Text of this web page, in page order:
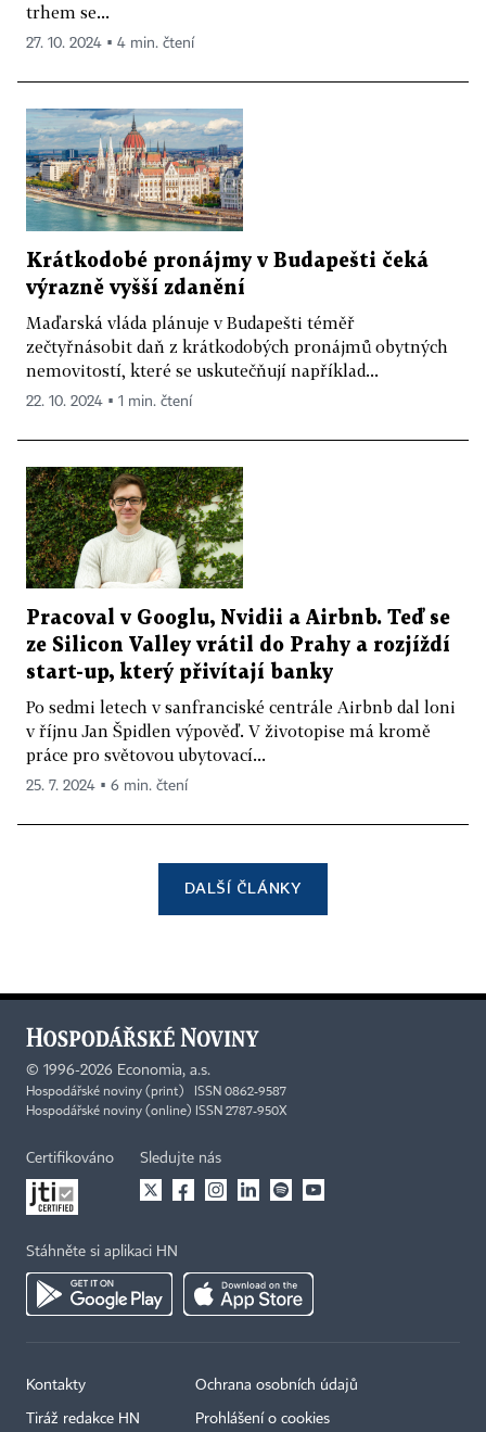
trhem se...
27. 10. 2024 ▪ 4 min. čtení
Krátkodobé pronájmy v Budapešti čeká
výrazně vyšší zdanění
Maďarská vláda plánuje v Budapešti téměř
zečtyřnásobit daň z krátkodobých pronájmů obytných
nemovitostí, které se uskutečňují například...
22. 10. 2024 ▪ 1 min. čtení
Pracoval v Googlu, Nvidii a Airbnb. Teď se
ze Silicon Valley vrátil do Prahy a rozjíždí
start-up, který přivítají banky
Po sedmi letech v sanfranciské centrále Airbnb dal loni
v říjnu Jan Špidlen výpověď. V životopise má kromě
práce pro světovou ubytovací...
25. 7. 2024 ▪ 6 min. čtení
DALŠÍ ČLÁNKY
© 1996-2026 Economia, a.s.
Hospodářské noviny (print) ISSN 0862-9587
Hospodářské noviny (online) ISSN 2787-950X
Certifikováno Sledujte nás
Stáhněte si aplikaci HN
Kontakty
Tiráž redakce HN
Ochrana osobních údajů
Prohlášení o cookies